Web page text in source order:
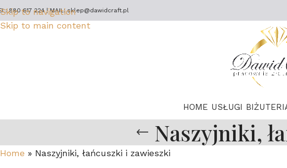
Skip to navigation
Skip to main content
880 617 224 | MAIL: sklep@dawidcraft.pl
HOME USŁUGI
Naszyjniki,
Home » Naszyjniki, łańcuszki i zawieszki